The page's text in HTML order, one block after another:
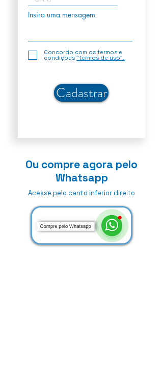
Insira uma mensagem
Concordo com os termos e
condições "termos de uso".
Cadastrar
Ou compre agora pelo
Whatsapp
Acesse pelo canto inferior direito